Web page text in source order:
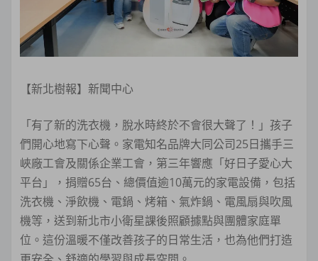
【新北樹報】新聞中心
「有了新的洗衣機，脫水時終於不會很大聲了！」孩子
們開心地寫下心聲。家電知名品牌大同公司25日攜手三
峽廠工會及關係企業工會，第三年響應「好日子愛心大
平台」，捐贈65台、總價值逾10萬元的家電設備，包括
洗衣機、淨飲機、電鍋、烤箱、氣炸鍋、電風扇與吹風
機等，送到新北市小衛星課後照顧據點與團體家庭單
位。這份溫暖不僅改善孩子的日常生活，也為他們打造